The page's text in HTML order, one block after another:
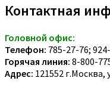
Контактная
Головной офис:
Телефон: 785-27-76;
Горячая линия: 8-800-
Адрес: 121552 г.Москва,